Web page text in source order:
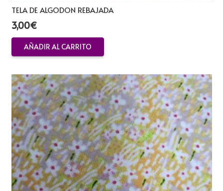
TELA DE ALGODON REBAJADA
3,00€
AÑADIR AL CARRITO